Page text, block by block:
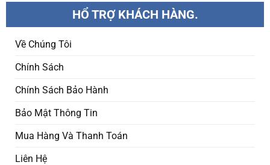
HỔ TRỢ KHÁCH HÀNG.
Về Chúng Tôi
Chính Sách
Chính Sách Bảo Hành
Bảo Mật Thông Tin
Mua Hàng Và Thanh Toán
Liên Hệ